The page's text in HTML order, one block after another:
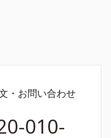
・お問い合わせ
010-